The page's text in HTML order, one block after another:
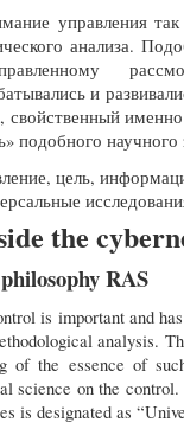
управления
анализа.
и
подобного научного
цель,
the
RAS
is important and
analysis.
of the essence of
science on the
is designated as